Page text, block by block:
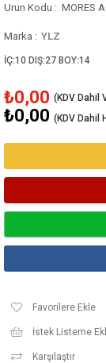
MORES
Marka : YLZ
İÇ:10 DIŞ:27 BOY:14
₺0,00
₺0,00 (KDV Dahil
Favorilere Ekle
İstek Listeme
Karşılaştır